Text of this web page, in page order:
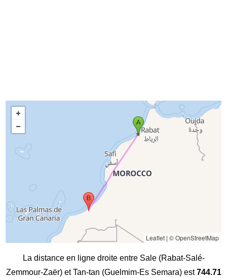
Leaflet| © OpenStreetMap
La distance en ligne droite entre Sale (Rabat-Salé-
Zemmour-Zaër) et Tan-tan (Guelmim-Es Semara) est744.71